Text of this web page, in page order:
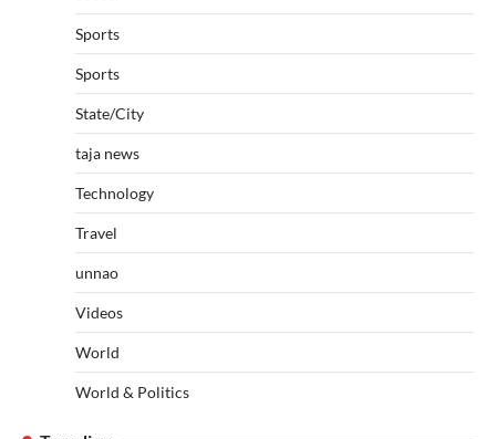
Sports
Sports
State/City
taja news
Technology
Travel
unnao
Videos
World
World & Politics